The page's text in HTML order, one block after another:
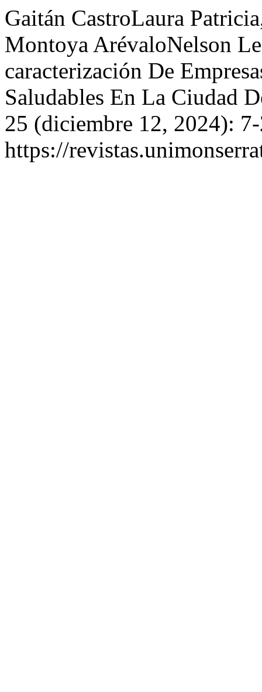
Gaitán CastroLaura
Montoya ArévaloNelson
caracterización De
Saludables En La Ciudad
25 (diciembre 12, 2024):
https://